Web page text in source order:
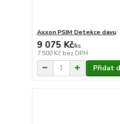
Axxon PSIM Detekce davu
9 075 Kč/ks
7 500 Kč bez DPH
Přidat